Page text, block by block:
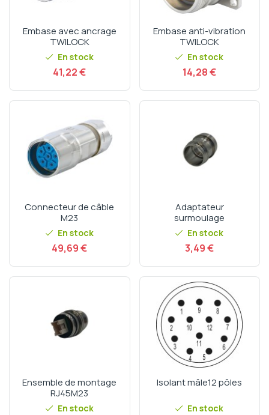
Embase avec ancrage
TWILOCK
En stock
Prix
41,22 €
Embase anti-vibration
TWILOCK
En stock
Prix
14,28 €
Connecteur de câble
M23
En stock
Prix
49,69 €
Adaptateur
surmoulage
En stock
Prix
3,49 €
Ensemble de montage
RJ45M23
En stock
Isolant mâle12 pôles
En stock